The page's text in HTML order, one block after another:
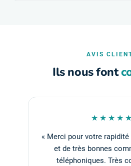
AVIS
Ils nous font
★★★★★
« Suite à une nouvelle
centrale CRAI (3 moteurs
avons fait appel à